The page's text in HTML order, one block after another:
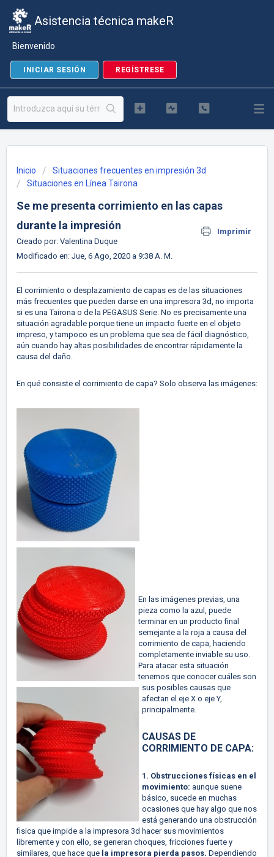
Asistencia técnica makeR
Bienvenido
INICIAR SESIÓN REGÍSTRESE
Inicio
Situaciones frecuentes en impresión 3d
Situaciones en Línea Tairona
Se me presenta corrimiento en las capas
durante la impresión
Imprimir
Creado por: Valentina Duque
Modificado en: Jue, 6 Ago, 2020 a 9:38 A. M.
El corrimiento o desplazamiento de capas es de las situaciones
más frecuentes que pueden darse en una impresora 3d, no importa
si es una Tairona o de la PEGASUS Serie. No es precisamente una
situación agradable porque tiene un impacto fuerte en el objeto
impreso, y tampoco es un problema que sea de fácil diagnóstico,
aún cuando hay altas posibilidades de encontrar rápidamente la
causa del daño.
En qué consiste el corrimiento de capa? Solo observa las imágenes:
En las imágenes previas, una
pieza como la azul, puede
terminar en un producto final
semejante a la roja a causa del
corrimiento de capa, haciendo
completamente inviable su uso.
Para atacar esta situación
tenemos que conocer cuáles son
sus posibles causas que
afectan el eje X o eje Y,
principalmente.
CAUSAS DE
CORRIMIENTO DE CAPA:
1. Obstrucciones físicas en el
movimiento: aunque suene
básico, sucede en muchas
ocasiones que hay algo que nos
está generando una obstrucción
fisica que impide a la impresora 3d hacer sus movimientos
libremente y con ello, se generan choques, fricciones fuerte y
similares, que hace que la impresora pierda pasos. Dependiendo